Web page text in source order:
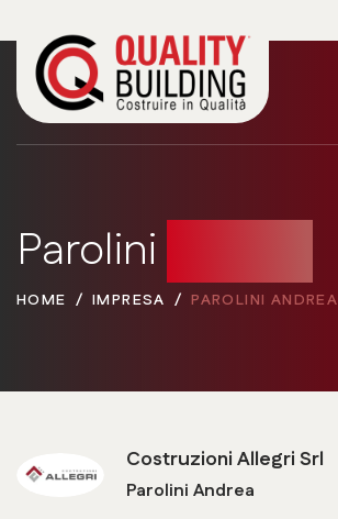
Parolini
HOME IMPRESA PAROLINI ANDREA
Costruzioni Allegri Srl
Parolini Andrea